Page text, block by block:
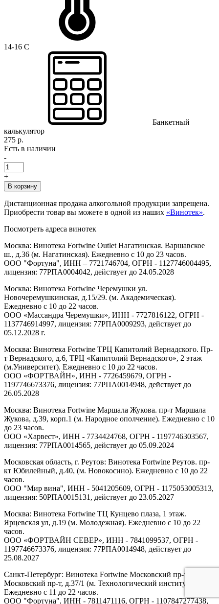
14-16 C
Банкетный
калькулятор
275 р.
Есть в наличии
-
+
В корзину
Дистанционная продажа алкогольной продукции запрещена.
Приобрести товар вы можете в одной из наших «Винотек».
Посмотреть адреса винотек
Москва: Винотека Fortwine Outlet Нагатинская. Варшавское
ш., д.36 (м. Нагатинская). Ежедневно с 10 до 23 часов.
ООО "Фортуна", ИНН – 7721746704, ОГРН - 1127746004495,
лицензия: 77РПА0004042, действует до 24.05.2028
Москва: Винотека Fortwine Черемушки ул.
Новочеремушкинская, д.15/29. (м. Академическая).
Ежедневно с 10 до 22 часов.
ООО «Массандра Черемушки», ИНН - 7727816122, ОГРН -
1137746914997, лицензия: 77РПА0009293, действует до
05.12.2028 г.
Москва: Винотека Fortwine ТРЦ Капитолий Вернадского. Пр-
т Вернадского, д.6, ТРЦ «Капитолий Вернадского», 2 этаж
(м.Университет). Ежедневно с 10 до 22 часов.
ООО «ФОРТВАЙН», ИНН - 7726459679, ОГРН -
1197746673376, лицензия: 77РПА0014948, действует до
26.05.2028
Москва: Винотека Fortwine Маршала Жукова. пр-т Маршала
Жукова, д.39, корп.1 (м. Народное ополчение). Ежедневно с 10
до 23 часов.
ООО «Харвест», ИНН - 7734424768, ОГРН - 1197746303567,
лицензия: 77РПА0014565, действует до 05.09.2024
Московская область, г. Реутов: Винотека Fortwine Реутов. пр-
кт Юбилейный, д.40, (м. Новокосино). Ежедневно с 10 до 22
часов.
ООО "Мир вина", ИНН - 5041205609, ОГРН - 1175053005313,
лицензия: 50РПА0015131, действует до 23.05.2027
Москва: Винотека Fortwine ТЦ Кунцево плаза, 1 этаж.
Ярцевская ул, д.19 (м. Молодежная). Ежедневно с 10 до 22
часов.
ООО «ФОРТВАЙН СЕВЕР», ИНН - 7841099537, ОГРН -
1197746673376, лицензия: 77РПА0014948, действует до
25.08.2027
Санкт-Петербург: Винотека Fortwine Московский пр-т.
Московский пр-т, д.37/1 (м. Технологический институт).
Ежедневно с 11 до 22 часов.
ООО "Фортуна", ИНН - 7811471116, ОГРН - 1107847277438,